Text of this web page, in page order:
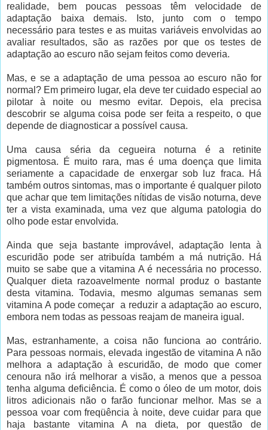
realidade, bem poucas pessoas têm velocidade de
adaptação baixa demais. Isto, junto com o tempo
necessário para testes e as muitas variáveis envolvidas ao
avaliar resultados, são as razões por que os testes de
adaptação ao escuro não sejam feitos como deveria.
Mas, e se a adaptação de uma pessoa ao escuro não for
normal? Em primeiro lugar, ela deve ter cuidado especial ao
pilotar à noite ou mesmo evitar. Depois, ela precisa
descobrir se alguma coisa pode ser feita a respeito, o que
depende de diagnosticar a possível causa.
Uma causa séria da cegueira noturna é a retinite
pigmentosa. É muito rara, mas é uma doença que limita
seriamente a capacidade de enxergar sob luz fraca. Há
também outros sintomas, mas o importante é qualquer piloto
que achar que tem limitações nítidas de visão noturna, deve
ter a vista examinada, uma vez que alguma patologia do
olho pode estar envolvida.
Ainda que seja bastante improvável, adaptação lenta à
escuridão pode ser atribuída também a má nutrição. Há
muito se sabe que a vitamina A é necessária no processo.
Qualquer dieta razoavelmente normal produz o bastante
desta vitamina. Todavia, mesmo algumas semanas sem
vitamina A pode começar a reduzir a adaptação ao escuro,
embora nem todas as pessoas reajam de maneira igual.
Mas, estranhamente, a coisa não funciona ao contrário.
Para pessoas normais, elevada ingestão de vitamina A não
melhora a adaptação à escuridão, de modo que comer
cenoura não irá melhorar a visão, a menos que a pessoa
tenha alguma deficiência. É como o óleo de um motor, dois
litros adicionais não o farão funcionar melhor. Mas se a
pessoa voar com freqüência à noite, deve cuidar para que
haja bastante vitamina A na dieta, por questão de